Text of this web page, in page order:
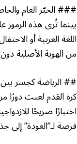
### الحيّز العام
بينما تُرى هذه
اللغة العربية أو
من الهوية الأصلية
## الرياضة كجسر بين
اختبارًا صريحًا
فرصة لـ”العودة” إلى